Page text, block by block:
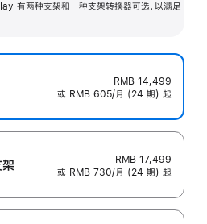
有两种支架和一种支架转换器可选，以满足
RMB 14,499
或 RMB 605/月 (24 期) 起
架
RMB 17,499
或 RMB 730/月 (24 期) 起